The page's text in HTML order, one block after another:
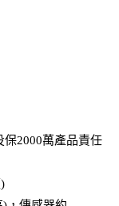
保2000萬產品責任